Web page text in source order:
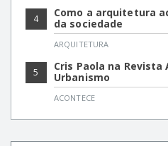
4
Como a arquitetura
da sociedade
ARQUITETURA
5
Cris Paola na
Urbanismo
ACONTECE